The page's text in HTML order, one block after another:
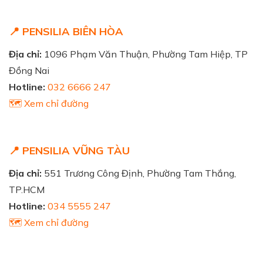
📍 PENSILIA BIÊN HÒA
Địa chỉ: 1096 Phạm Văn Thuận, Phường Tam Hiệp, TP
Đồng Nai
Hotline: 032 6666 247
🗺️ Xem chỉ đường
📍 PENSILIA VŨNG TÀU
Địa chỉ: 551 Trương Công Định, Phường Tam Thắng,
TP.HCM
Hotline: 034 5555 247
🗺️ Xem chỉ đường